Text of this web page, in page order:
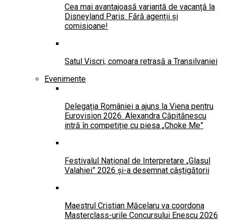
Cea mai avantajoasă variantă de vacanță la
Disneyland Paris. Fără agenții și
comisioane!
Satul Viscri, comoara retrasă a Transilvaniei
Evenimente
Delegația României a ajuns la Viena pentru
Eurovision 2026. Alexandra Căpitănescu
intră în competiție cu piesa „Choke Me”
Festivalul Național de Interpretare „Glasul
Valahiei” 2026 și-a desemnat câștigătorii
Maestrul Cristian Măcelaru va coordona
Masterclass-urile Concursului Enescu 2026